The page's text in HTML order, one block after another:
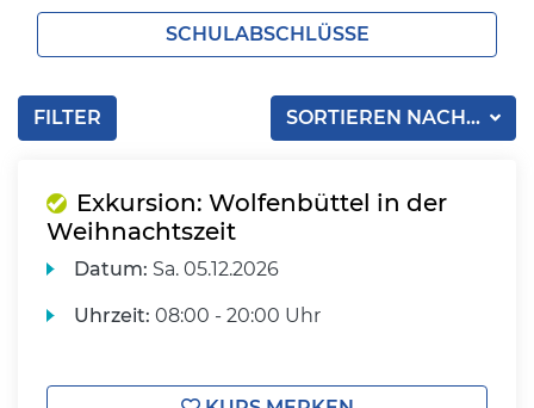
SCHULABSCHLÜSSE
SORTIEREN NACH...
FILTER
Exkursion: Wolfenbüttel in der
Weihnachtszeit
Datum: Sa. 05.12.2026
Uhrzeit: 08:00 - 20:00 Uhr